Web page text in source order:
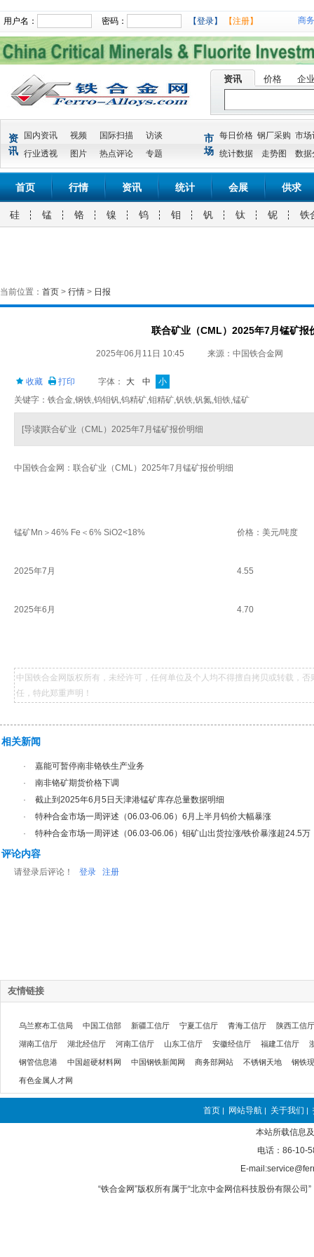
用户名： 密码： 【登录】 【注册】 商
资讯 价格 企
资
讯
国内资讯 视频 国际扫描
访谈
行业透视
图片 热点评论 专题
市
场
每日价格 钢厂采购 市场
统计数据
走势图 数据
首页 行情 资讯 统计 会展 供求
硅 锰 铬 镍 钨 钼 钒 钛 铌 铁
当前位置： 首页 > 行情 > 日报
联合矿业（CML）2025年7月锰矿报
2025年06月11日 10:45 来源：中国铁合金网
收藏 打印 字体： 大 中
小
关键字：铁合金,钢铁,钨钼钒,钨精矿,钼精矿,钒铁,钒氮,钼铁,锰矿
[导读]联合矿业（CML）2025年7月锰矿报价明细
中国铁合金网：联合矿业（CML）2025年7月锰矿报价明细
锰矿Mn＞46% Fe＜6% SiO2<18% 价格：美元/吨度
2025年7月 4.55
2025年6月 4.70
中国铁合金网版权所有，未经许可，任何单位及个人均不得擅自拷贝或转载，
任，特此郑重声明！
相关新闻
·
嘉能可暂停南非铬铁生产业务
·
南非铬矿期货价格下调
·
截止到2025年6月5日天津港锰矿库存总量数据明细
·
特种合金市场一周评述（06.03-06.06）6月上半月钨价大幅暴涨
·
特种合金市场一周评述（06.03-06.06）钼矿山出货拉涨/铁价暴涨超24.5万
评论内容
请登录后评论！ 登录 注册
友情链接
乌兰察布工信局 中国工信部 新疆工信厅 宁夏工信厅 青海工信厅 陕西工信厅
湖南工信厅 湖北经信厅 河南工信厅 山东工信厅 安徽经信厅 福建工信厅
钢管信息港 中国超硬材料网 中国钢铁新闻网 商务部网站 不锈钢天地 钢铁
有色金属人才网
首页 | 网站导航 | 关于我们 |
本站所载信息
电话：86-10-
E-
“铁合金网”版权所有属于“北京中金网信科技股份有限公司